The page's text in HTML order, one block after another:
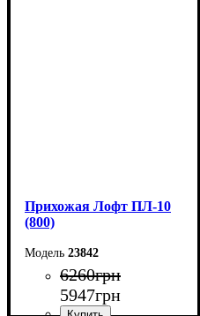
Прихожая Лофт ПЛ-10
(800)
23842
6260грн
5947грн